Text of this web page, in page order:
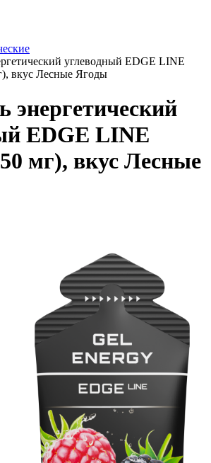
углеводный EDGE LINE
вкус Лесные Ягоды
энергетический
EDGE LINE
мг), вкус Лесные